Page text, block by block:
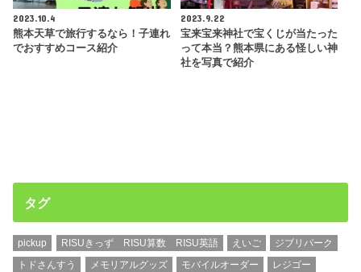
2023.10.4
熊本天草で旅行するなら！子連れ
でおすすめコース紹介
2023.9.22
宝来宝来神社で宝くじが当たった
って本当？熊本県にある怪しい神
社を写真で紹介
タグ
pickup RISUきっず RISU算数 RISU英語 えいご
ジブリパーク
トドさんすう
メモリアルグッズ モバイルオーダー
レジゴー